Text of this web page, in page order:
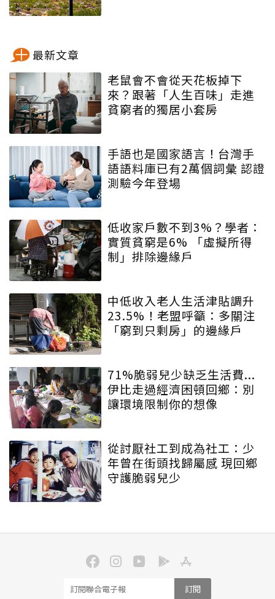
最新文章
老鼠會不會從天花板掉下
來？跟著「人生百味」走進
貧窮者的獨居小套房
手語也是國家語言！台灣手
語語料庫已有2萬個詞彙 認證
測驗今年登場
低收家戶數不到3%？學者：
實質貧窮是6% 「虛擬所得
制」排除邊緣戶
中低收入老人生活津貼調升
23.5%！老盟呼籲：多關注
「窮到只剩房」的邊緣戶
71%脆弱兒少缺乏生活費...
伊比走過經濟困頓回鄉：別
讓環境限制你的想像
從討厭社工到成為社工：少
年曾在街頭找歸屬感 現回鄉
守護脆弱兒少
訂閱